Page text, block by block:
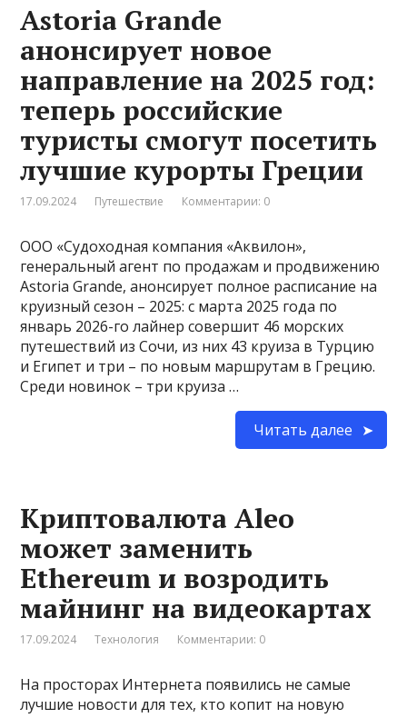
Astoria Grande
анонсирует новое
направление на 2025 год:
теперь российские
туристы смогут посетить
лучшие курорты Греции
17.09.2024 Путешествие Комментарии: 0
ООО «Судоходная компания «Аквилон»,
генеральный агент по продажам и продвижению
Astoria Grande, анонсирует полное расписание на
круизный сезон – 2025: с марта 2025 года по
январь 2026-го лайнер совершит 46 морских
путешествий из Сочи, из них 43 круиза в Турцию
и Египет и три – по новым маршрутам в Грецию.
Среди новинок – три круиза …
Читать далее
Криптовалюта Aleo
может заменить
Ethereum и возродить
майнинг на видеокартах
17.09.2024 Технология Комментарии: 0
На просторах Интернета появились не самые
лучшие новости для тех, кто копит на новую